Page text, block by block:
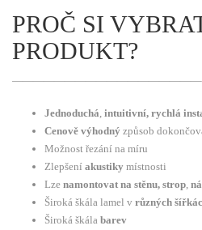
PROČ SI
PRODUKT?
Jednoduchá intuitivní, rychlá
Cenově výhodný způsob
Možnost řezání na míru
Zlepšení akustiky místnosti
Lze namontovat na stěnu, strop
Široká škála lamel v různých
Široká škála barev